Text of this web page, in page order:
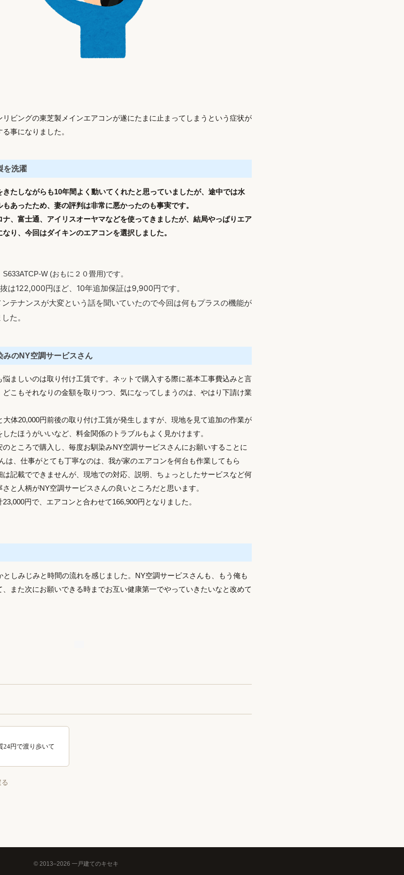
ビングの東芝製メインエアコンが遂にたまに止まってしまうという症状が
事になりました。
を洗濯
たしながらも10年間よく動いてくれたと思っていましたが、途中では水
あったため、妻の評判は非常に悪かったのも事実です。
、富士通、アイリスオーヤマなどを使ってきましたが、結局やっぱりエア
り、今回はダイキンのエアコンを選択しました。
W (おもに２０畳用)です。
は122,000円ほど、10年追加保証は9,900円です。
テナンスが大変という話を聞いていたので今回は何もプラスの機能が
た。
みのNY空調サービスさん
ましいのは取り付け工賃です。ネットで購入する際に基本工事費込みと言
こもそれなりの金額を取りつつ、気になってしまうのは、やはり下請け業
体20,000円前後の取り付け工賃が発生しますが、現地を見て追加の作業が
たほうがいいなど、料金関係のトラブルもよく見かけます。
ところで購入し、毎度お馴染みNY空調サービスさんにお願いすることに
は、仕事がとても丁寧なのは、我が家のエアコンを何台も作業してもら
記載でできませんが、現地での対応、説明、ちょっとしたサービスなど何
と人柄がNY空調サービスさんの良いところだと思います。
円で、エアコンと合わせて166,900円となりました。
しみじみと時間の流れを感じました。NY空調サービスさんも、もう俺も
また次にお願いできる時までお互い健康第一でやっていきたいなと改めて
24円で渡り歩いて
© 2013–2026 一戸建てのキセキ